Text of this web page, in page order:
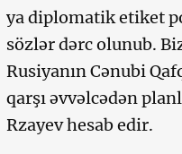
ya diplomatik etiket
sözlər dərc olunub.
Rusiyanın Cənubi
qarşı əvvəlcədən
Rzayev hesab edir.